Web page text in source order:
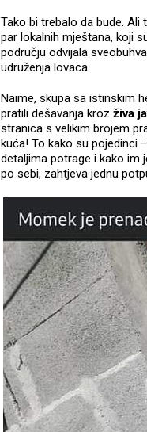
Tako bi trebalo da bude.
par lokalnih mještana, koji
području odvijala
udruženja lovaca.
Naime, skupa sa istinskim
pratili dešavanja kroz živa
stranica s velikim brojem
kuća! To kako su pojedinci
detaljima potrage i kako im
po sebi, zahtjeva jednu